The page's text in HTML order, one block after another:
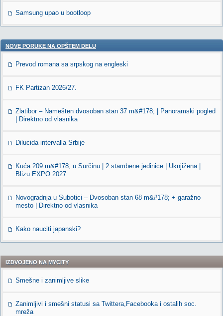
Samsung upao u bootloop
NOVE PORUKE NA OPŠTEM DELU
Prevod romana sa srpskog na engleski
FK Partizan 2026/27.
Zlatibor – Namešten dvosoban stan 37 m&#178; | Panoramski pogled
| Direktno od vlasnika
Dilucida intervalla Srbije
Kuća 209 m&#178; u Surčinu | 2 stambene jedinice | Uknjižena |
Blizu EXPO 2027
Novogradnja u Subotici – Dvosoban stan 68 m&#178; + garažno
mesto | Direktno od vlasnika
Kako nauciti japanski?
IZDVOJENO NA MYCITY
Smešne i zanimljive slike
Zanimljivi i smešni statusi sa Twittera,Facebooka i ostalih soc.
mreža